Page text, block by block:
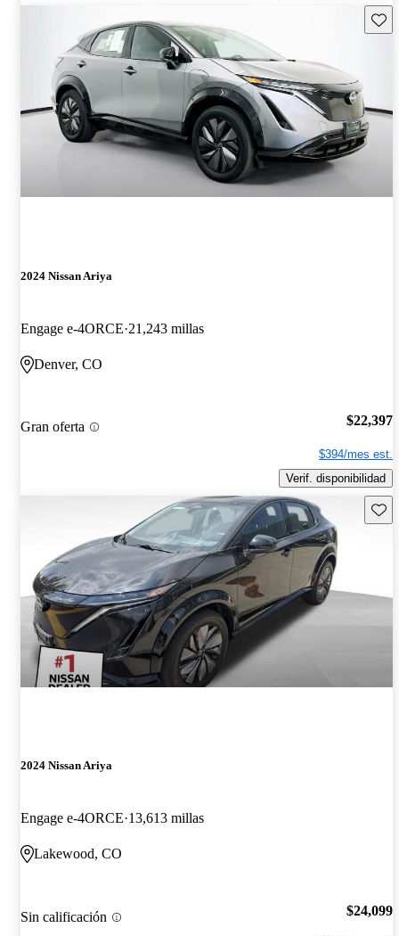
2024 Nissan Ariya
Engage e-4ORCE 21,243 millas
Denver, CO
Gran oferta $22,397
$394/mes est.
Verif. disponibilidad
2024 Nissan Ariya
Engage e-4ORCE 13,613 millas
Lakewood, CO
Sin calificación $24,099